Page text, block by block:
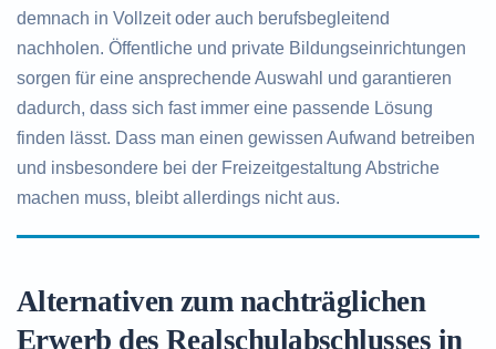
demnach in Vollzeit oder auch berufsbegleitend
nachholen. Öffentliche und private Bildungseinrichtungen
sorgen für eine ansprechende Auswahl und garantieren
dadurch, dass sich fast immer eine passende Lösung
finden lässt. Dass man einen gewissen Aufwand betreiben
und insbesondere bei der Freizeitgestaltung Abstriche
machen muss, bleibt allerdings nicht aus.
Alternativen zum nachträglichen
Erwerb des Realschulabschlusses in